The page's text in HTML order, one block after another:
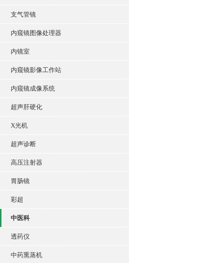
支气管镜
内窥镜图像处理器
内镜室
内窥镜影像工作站
内窥镜成像系统
超声肝硬化
X光机
超声诊断
高压注射器
胃肠镜
彩超
中医科
透药仪
中药熏蒸机